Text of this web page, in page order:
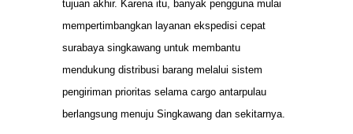
tujuan akhir. Karena itu, banyak pengguna mulai
mempertimbangkan layanan ekspedisi cepat
surabaya singkawang untuk membantu
mendukung distribusi barang melalui sistem
pengiriman prioritas selama cargo antarpulau
berlangsung menuju Singkawang dan sekitarnya.